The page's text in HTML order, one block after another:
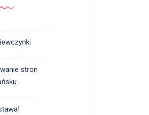
stron